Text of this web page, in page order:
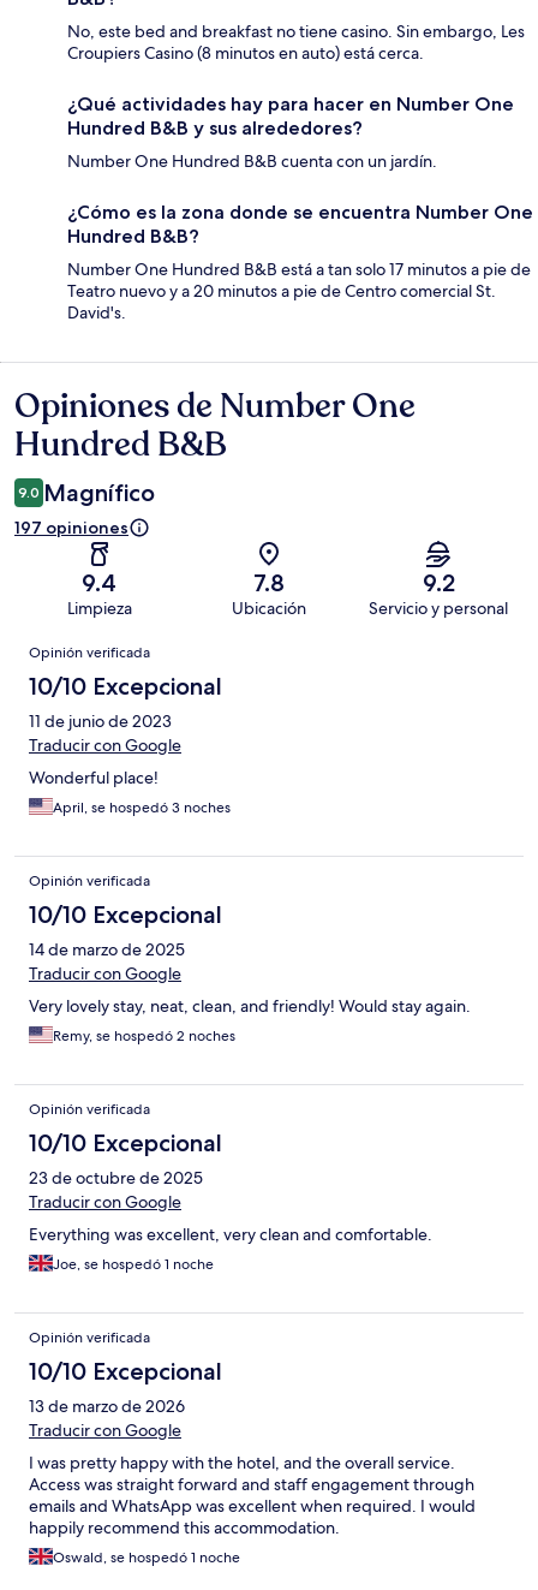
No, este bed and breakfast no tiene casino. Sin embargo, Les
Croupiers Casino (8 minutos en auto) está cerca.
¿Qué actividades hay para hacer en Number One
Hundred B&B y sus alrededores?
Number One Hundred B&B cuenta con un jardín.
¿Cómo es la zona donde se encuentra Number One
Hundred B&B?
Number One Hundred B&B está a tan solo 17 minutos a pie de
Teatro nuevo y a 20 minutos a pie de Centro comercial St.
David's.
Opiniones
Opiniones de Number One
Hundred B&B
9.0 Magnífico
197 opiniones
9.4
Limpieza
7.8
Ubicación
9.2
Servicio y personal
Opiniones
Opinión verificada
10/10 Excepcional
11 de junio de 2023
Traducir con Google
Wonderful place!
April, se hospedó 3 noches
Opinión verificada
10/10 Excepcional
14 de marzo de 2025
Traducir con Google
Very lovely stay, neat, clean, and friendly! Would stay again.
Remy, se hospedó 2 noches
Opinión verificada
10/10 Excepcional
23 de octubre de 2025
Traducir con Google
Everything was excellent, very clean and comfortable.
Joe, se hospedó 1 noche
Opinión verificada
10/10 Excepcional
13 de marzo de 2026
Traducir con Google
I was pretty happy with the hotel, and the overall service.
Access was straight forward and staff engagement through
emails and WhatsApp was excellent when required. I would
happily recommend this accommodation.
Oswald, se hospedó 1 noche